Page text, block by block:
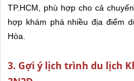
TP.HCM, phù hợp cho cả
hợp khám phá nhiều địa điểm
Hòa.
3. Gợi ý lịch trình du lịch